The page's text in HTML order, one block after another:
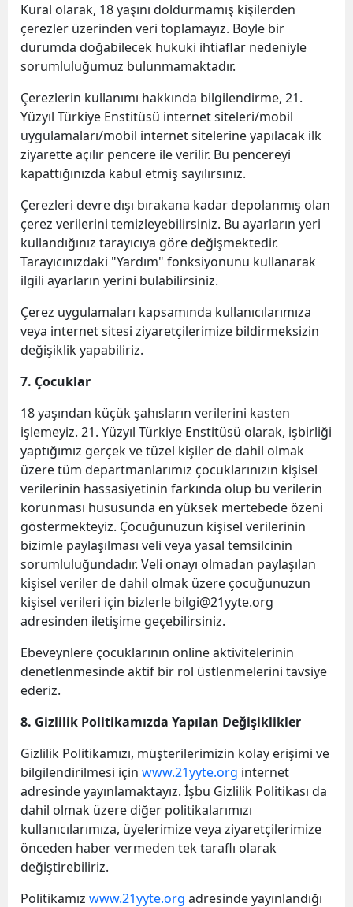
Kural olarak, 18 yaşını doldurmamış kişilerden
çerezler üzerinden veri toplamayız. Böyle bir
durumda doğabilecek hukuki ihtiaflar nedeniyle
sorumluluğumuz bulunmamaktadır.
Çerezlerin kullanımı hakkında bilgilendirme, 21.
Yüzyıl Türkiye Enstitüsü internet siteleri/mobil
uygulamaları/mobil internet sitelerine yapılacak ilk
ziyarette açılır pencere ile verilir. Bu pencereyi
kapattığınızda kabul etmiş sayılırsınız.
Çerezleri devre dışı bırakana kadar depolanmış olan
çerez verilerini temizleyebilirsiniz. Bu ayarların yeri
kullandığınız tarayıcıya göre değişmektedir.
Tarayıcınızdaki "Yardım" fonksiyonunu kullanarak
ilgili ayarların yerini bulabilirsiniz.
Çerez uygulamaları kapsamında kullanıcılarımıza
veya internet sitesi ziyaretçilerimize bildirmeksizin
değişiklik yapabiliriz.
7. Çocuklar
18 yaşından küçük şahısların verilerini kasten
işlemeyiz. 21. Yüzyıl Türkiye Enstitüsü olarak, işbirliği
yaptığımız gerçek ve tüzel kişiler de dahil olmak
üzere tüm departmanlarımız çocuklarınızın kişisel
verilerinin hassasiyetinin farkında olup bu verilerin
korunması hususunda en yüksek mertebede özeni
göstermekteyiz. Çocuğunuzun kişisel verilerinin
bizimle paylaşılması veli veya yasal temsilcinin
sorumluluğundadır. Veli onayı olmadan paylaşılan
kişisel veriler de dahil olmak üzere çocuğunuzun
kişisel verileri için bizlerle bilgi@21yyte.org
adresinden iletişime geçebilirsiniz.
Ebeveynlere çocuklarının online aktivitelerinin
denetlenmesinde aktif bir rol üstlenmelerini tavsiye
ederiz.
8. Gizlilik Politikamızda Yapılan Değişiklikler
Gizlilik Politikamızı, müşterilerimizin kolay erişimi ve
bilgilendirilmesi için www.21yyte.org internet
adresinde yayınlamaktayız. İşbu Gizlilik Politikası da
dahil olmak üzere diğer politikalarımızı
kullanıcılarımıza, üyelerimize veya ziyaretçilerimize
önceden haber vermeden tek taraflı olarak
değiştirebiliriz.
Politikamız www.21yyte.org adresinde yayınlandığı